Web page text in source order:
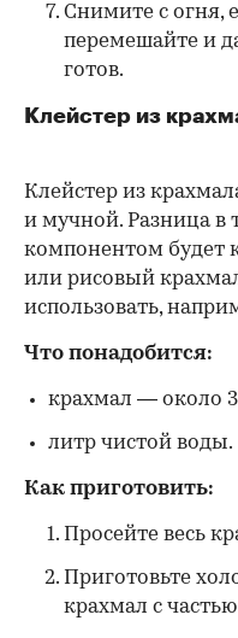
Снимите с огня,
перемешайте и
готов.
Клейстер из
Клейстер из
и мучной. Разница в
компонентом будет
или рисовый
использовать,
Что понадобится:
крахмал — около
литр чистой воды.
Как приготовить:
Просейте весь
Приготовьте
крахмал с